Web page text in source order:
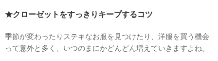
★クローゼットをすっきりキープするコツ
季節が変わったりステキなお服を見つけたり、洋服を買う機会
って意外と多く、いつのまにかどんどん増えていきますよね。